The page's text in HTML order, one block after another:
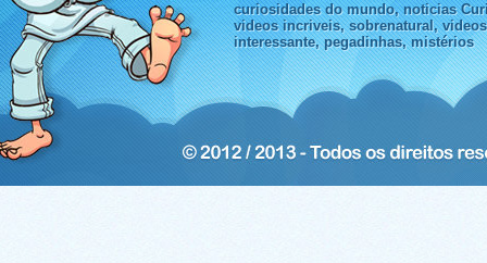
curiosidades do mundo, noticias
videos incriveis, sobrenatural,
interessante, pegadinhas, mistérios